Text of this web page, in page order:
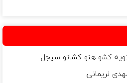
کشو هنو کشاتو سیجل
نریمانی